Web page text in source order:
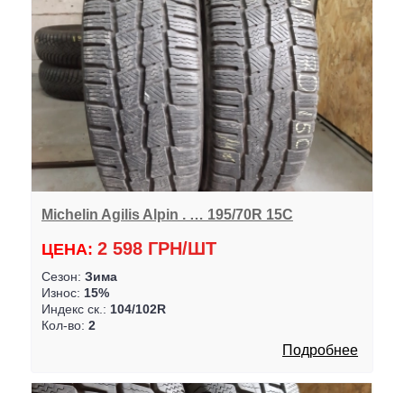
Michelin Agilis Alpin . … 195/70R 15C
ЦЕНА: 2 598 ГРН/ШТ
Сезон: Зима
Износ: 15%
Индекс ск.: 104/102R
Кол-во: 2
Подробнее